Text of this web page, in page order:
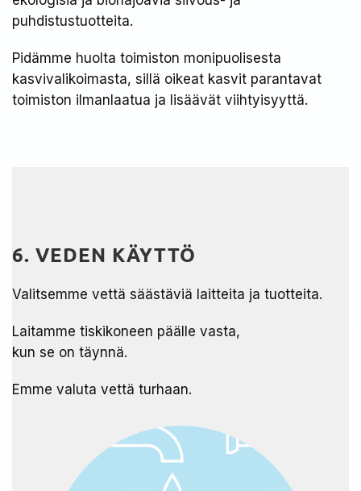
puhdistustuotteita.​
Pidämme huolta toimiston monipuolisesta
kasvivalikoimasta, sillä oikeat kasvit parantavat
toimiston ilmanlaatua ja lisäävät viihtyisyyttä. ​
6. VEDEN KÄYTTÖ
Valitsemme vettä säästäviä laitteita ja tuotteita.​
Laitamme tiskikoneen päälle vasta,​
kun se on täynnä.​
Emme valuta vettä turhaan. ​